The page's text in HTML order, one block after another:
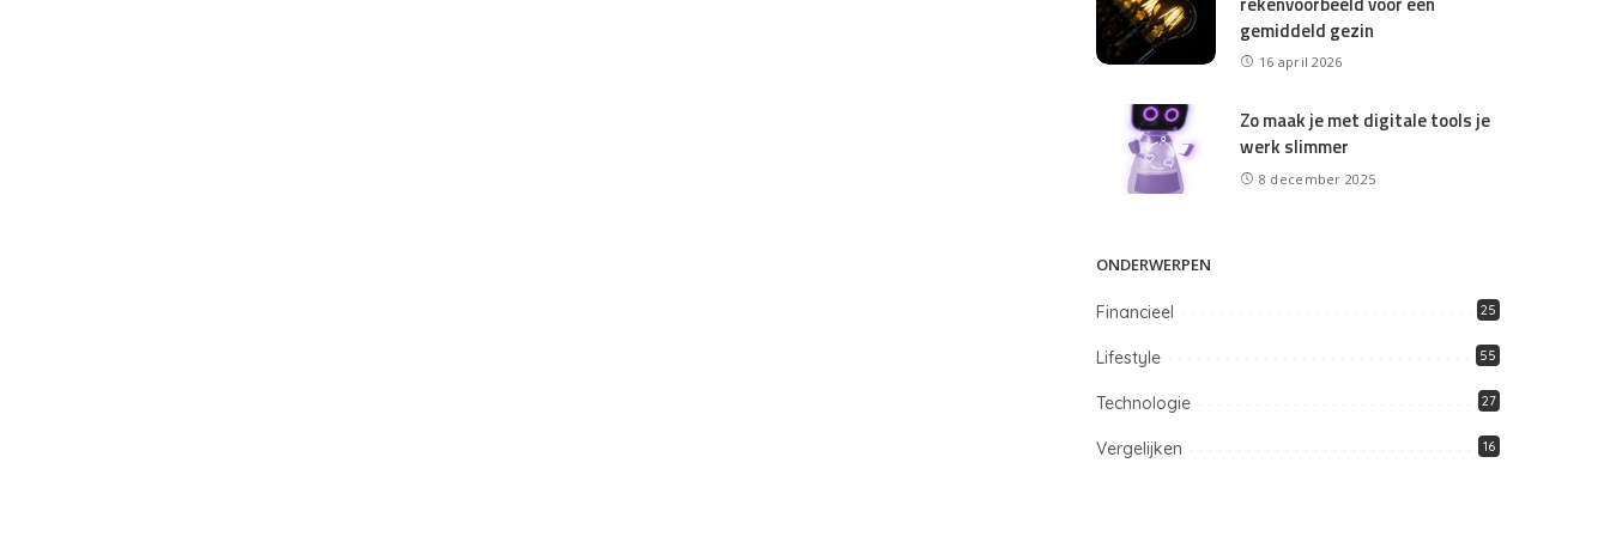
gemiddeld gezin
16 april 2026
Zo maak je met digitale tools je
werk slimmer
8 december 2025
ONDERWERPEN
Financieel 25
Lifestyle 55
Technologie 27
Vergelijken 16